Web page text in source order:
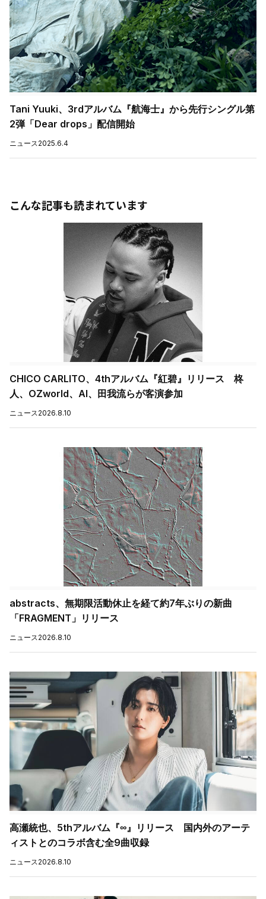
Tani Yuuki、3rdアルバム『航海士』から先行シングル第
2弾「Dear drops」配信開始
ニュース2025.6.4
こんな記事も読まれています
CHICO CARLITO、4thアルバム『紅碧』リリース 柊
人、OZworld、AI、田我流らが客演参加
ニュース2026.8.10
abstracts、無期限活動休止を経て約7年ぶりの新曲
「FRAGMENT」リリース
ニュース2026.8.10
高瀬統也、5thアルバム『∞』リリース 国内外のアーテ
ィストとのコラボ含む全9曲収録
ニュース2026.8.10